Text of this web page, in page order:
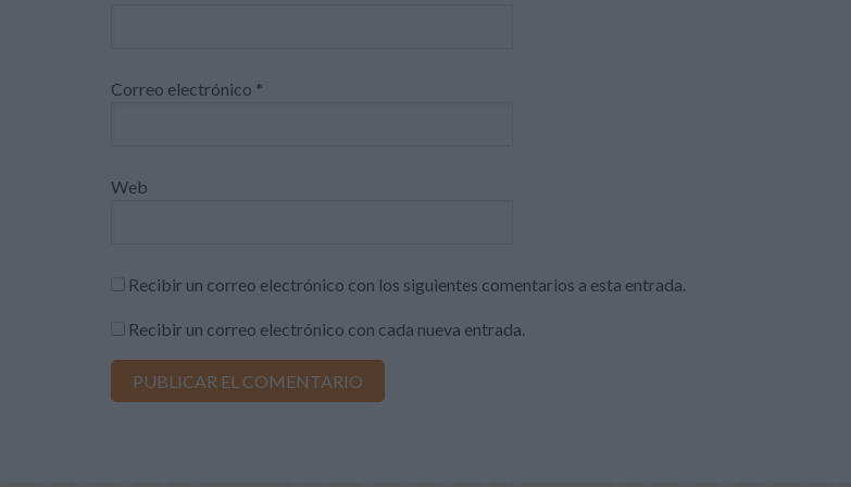
Correo electrónico *
Web
Recibir un correo electrónico con los siguientes comentarios a esta entrada.
Recibir un correo electrónico con cada nueva entrada.